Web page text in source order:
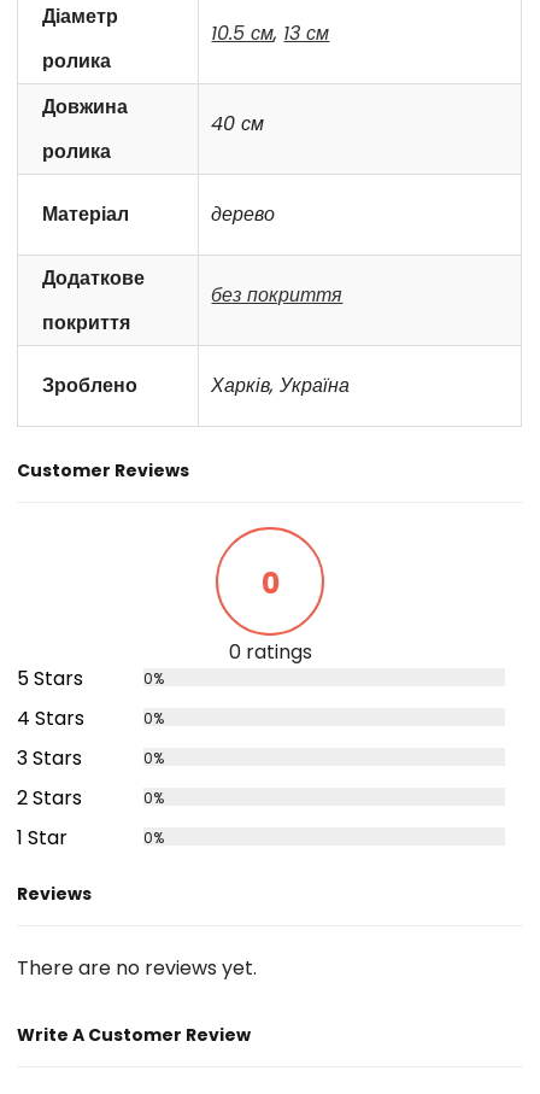
Діаметр
ролика
10.5 см, 13 см
Довжина
ролика
40 см
Матеріал дерево
Додаткове
покриття
без покриття
Зроблено Харків, Україна
Customer Reviews
0
0 ratings
5 Stars
0%
4 Stars 0%
3 Stars 0%
2 Stars 0%
1 Star 0%
Reviews
There are no reviews yet.
Write A Customer Review